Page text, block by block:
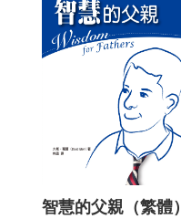
智慧的父親（繁體）